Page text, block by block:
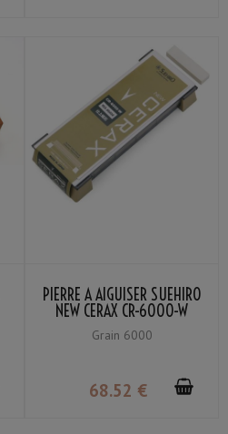
PIERRE À AIGUISER SUEHIRO
NEW CERAX CR-6000-W
GRAIN #6000
Grain 6000
68.52 €